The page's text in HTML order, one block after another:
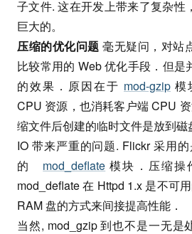
子文件. 这在开发上带来了复杂性
巨大的。
压缩的优化问题 毫无疑问，对站
比较常用的 Web 优化手段．但是
的效果．原因在于 mod-gzip 模
CPU 资源，也消耗客户端 CPU
缩文件后创建的临时文件是放到
IO 带来严重的问题. Flickr 采用
的 mod_deflate 模块．压缩操
mod_deflate 在 Httpd 1.x 是不可
RAM 盘的方式来间接提高性能．
当然, mod_gzip 到也不是一无是